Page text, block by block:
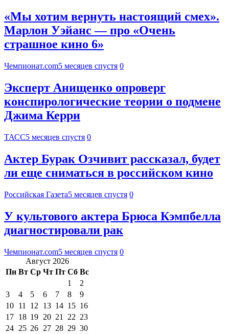
«Мы хотим вернуть настоящий смех».
Марлон Уэйанс — про «Очень
страшное кино 6»
Чемпионат.com5 месяцев спустя 0
Эксперт Анищенко опроверг
конспирологические теории о подмене
Джима Керри
ТАСС5 месяцев спустя 0
Актер Бурак Озчивит рассказал, будет
ли еще сниматься в российском кино
Российская Газета5 месяцев спустя 0
У культового актера Брюса Кэмпбелла
диагностировали рак
Чемпионат.com5 месяцев спустя 0
Август 2026
Пн Вт Ср Чт Пт Сб Вс
1
2
3
4 5 6 7 8
9
10 11 12 13 14 15 16
17 18 19 20 21 22 23
24 25 26 27 28 29 30